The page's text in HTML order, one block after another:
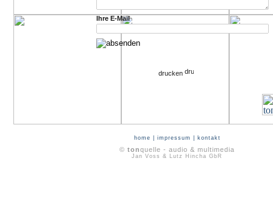
Ihre E-Mail
drucken
home impressum kontakt
© tonquelle - audio & multimedia
Jan Voss & Lutz Hincha GbR